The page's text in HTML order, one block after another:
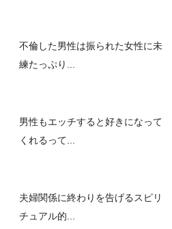
不倫した男性は振られた女性に未
練たっぷり...
男性もエッチすると好きになって
くれるって...
夫婦関係に終わりを告げるスピリ
チュアル的...